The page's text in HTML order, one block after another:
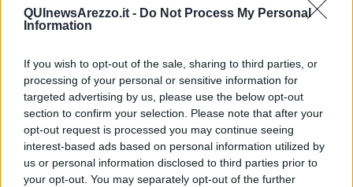
QUInewsArezzo.it - Do Not Process My Personal
Information
If you wish to opt-out of the sale, sharing to third parties, or
processing of your personal or sensitive information for
targeted advertising by us, please use the below opt-out
section to confirm your selection. Please note that after your
opt-out request is processed you may continue seeing
interest-based ads based on personal information utilized by
us or personal information disclosed to third parties prior to
your opt-out. You may separately opt-out of the further
Alla Festa provinciale Acli arriva Conte
Lavori di manutenzione, chiude via XXV Aprile
"Non dimentichiamo il dramma delle foibe"
Bimbimbici: i “superpoteri” della bicicletta